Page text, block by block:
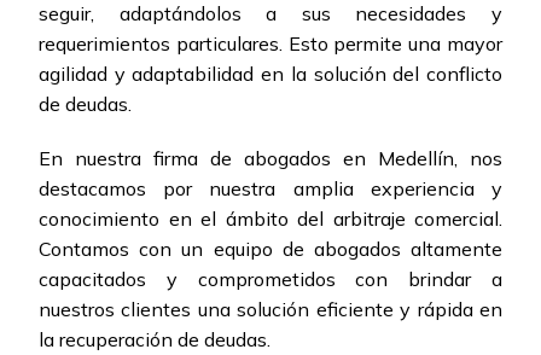
seguir, adaptándolos a sus necesidades y
requerimientos particulares. Esto permite una mayor
agilidad y adaptabilidad en la solución del conflicto
de deudas.
En nuestra firma de abogados en Medellín, nos
destacamos por nuestra amplia experiencia y
conocimiento en el ámbito del arbitraje comercial.
Contamos con un equipo de abogados altamente
capacitados y comprometidos con brindar a
nuestros clientes una solución eficiente y rápida en
la recuperación de deudas.